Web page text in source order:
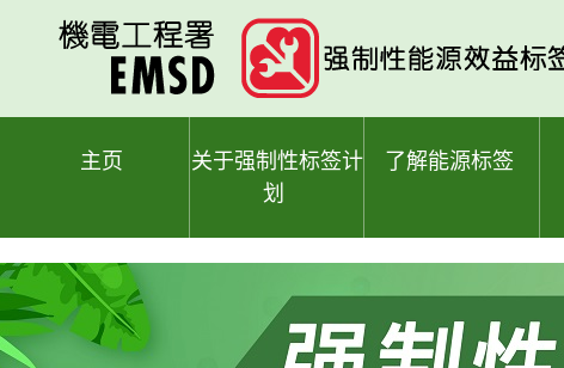
主页
关于强制性标签计
划
了解能源标签